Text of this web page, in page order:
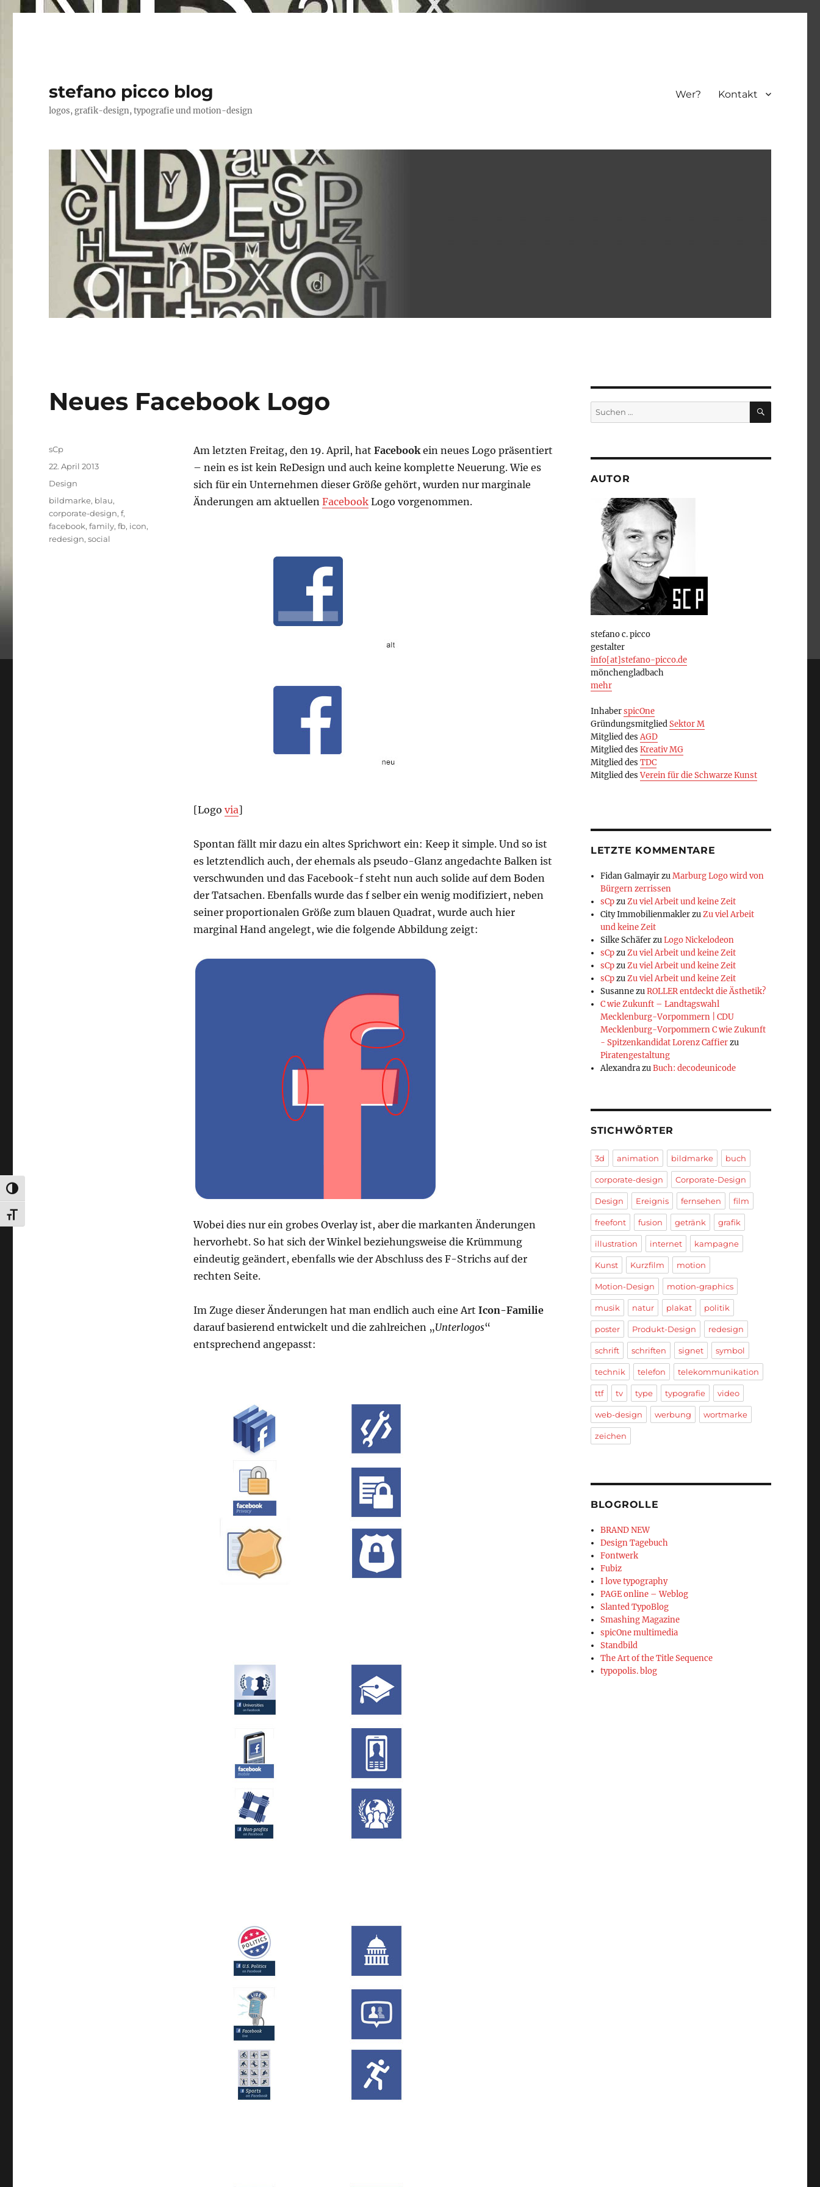
UMSCHALTEN AUF HOHE KONTRASTE
SCHRIFT VERGRÖSSERN
stefano picco blog
logos, grafik-design, typografie und motion-design
Wer? Kontakt
Neues Facebook Logo
Am letzten Freitag, den 19. April, hat Facebookein neues Logo präsentiert
– nein es ist kein ReDesign und auch keine komplette Neuerung. Wie es
sich für ein Unternehmen dieser Größe gehört, wurden nur marginale
Änderungen am aktuellen FacebookLogo vorgenommen.
[Logo via]
Spontan fällt mir dazu ein altes Sprichwort ein: Keep it simple. Und so ist
es letztendlich auch, der ehemals als pseudo-Glanz angedachte Balken ist
verschwunden und das Facebook-f steht nun auch solide auf dem Boden
der Tatsachen. Ebenfalls wurde das f selber ein wenig modifiziert, neben
seiner proportionalen Größe zum blauen Quadrat, wurde auch hier
marginal Hand angelegt, wie die folgende Abbildung zeigt:
Wobei dies nur ein grobes Overlay ist, aber die markanten Änderungen
hervorhebt. So hat sich der Winkel beziehungsweise die Krümmung
eindeutig geändert, ebenfalls wie der Abschluss des F-Strichs auf der
rechten Seite.
Im Zuge dieser Änderungen hat man endlich auch eine Art Icon-Familie
darauf basierend entwickelt und die zahlreichen „Unterlogos“
entsprechend angepasst:
Autor
sCp
Veröffentlicht
22. April 2013
Kategorien
Design
Schlagwörter
bildmarke, blau,
corporate-design,f,
facebook,family,fb, icon,
redesign,social
Suchen
nach:
SUCHEN
AUTOR
stefano c. picco
gestalter
info[at]stefano-picco.de
mönchengladbach
mehr
InhaberspicOne
GründungsmitgliedSektor M
Mitglied desAGD
Mitglied des Kreativ MG
Mitglied des TDC
Mitglied desVerein für die Schwarze Kunst
LETZTE KOMMENTARE
Fidan GalmayirzuMarburg Logo wird von
Bürgern zerrissen
sCpzuZu viel Arbeit und keine Zeit
City ImmobilienmaklerzuZu viel Arbeit
und keine Zeit
Silke SchäferzuLogo Nickelodeon
sCpzuZu viel Arbeit und keine Zeit
sCpzuZu viel Arbeit und keine Zeit
sCpzuZu viel Arbeit und keine Zeit
SusannezuROLLER entdeckt die Ästhetik?
C wie Zukunft – Landtagswahl
Mecklenburg-Vorpommern | CDU
Mecklenburg-Vorpommern C wie Zukunft
- Spitzenkandidat Lorenz Caffierzu
Piratengestaltung
AlexandrazuBuch: decodeunicode
STICHWÖRTER
3d animation bildmarke buch
corporate-design Corporate-Design
Design Ereignis fernsehen film
freefont fusion getränk grafik
illustration internet kampagne
Kunst Kurzfilm motion
Motion-Design motion-graphics
musik natur plakat politik
poster Produkt-Design redesign
schrift schriften signet symbol
technik telefon telekommunikation
ttf tv type typografie video
web-design werbung wortmarke
zeichen
BLOGROLLE
BRAND NEW
Design Tagebuch
Fontwerk
Fubiz
I love typography
PAGE online – Weblog
Slanted TypoBlog
Smashing Magazine
spicOne multimedia
Standbild
The Art of the Title Sequence
typopolis. blog